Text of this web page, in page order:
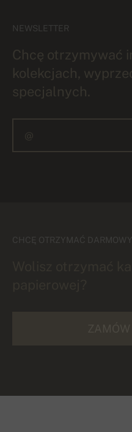
NEWSLETTER
Chcę otrzymywać
kolekcjach,
specjalnych.
CHCĘ OTRZYMAĆ